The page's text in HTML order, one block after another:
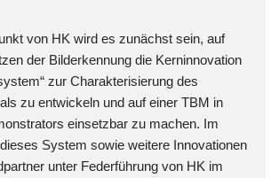
von HK wird es zunächst sein, auf
der Bilderkennung die Kerninnovation
zur Charakterisierung des
zu entwickeln und auf einer TBM in
einsetzbar zu machen. Im
System sowie weitere Innovationen
unter Federführung von HK im